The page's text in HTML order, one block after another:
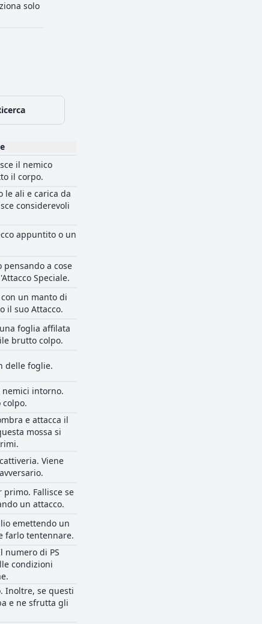
solo
il nemico
il corpo.
le ali e carica da
considerevoli
appuntito o un
pensando a cose
Speciale.
un manto di
il suo Attacco.
foglia affilata
brutto colpo.
delle foglie.
intorno.
e attacca il
mossa si
Viene
primo. Fallisce se
un attacco.
emettendo un
farlo tentennare.
numero di PS
condizioni
Inoltre, se questi
e ne sfrutta gli